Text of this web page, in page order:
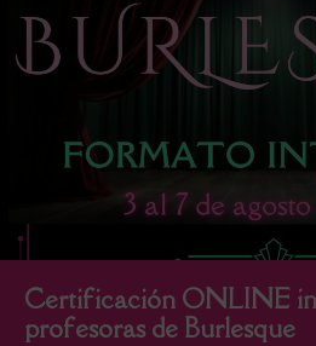
Certificación ONLINE
profesoras de Burlesque